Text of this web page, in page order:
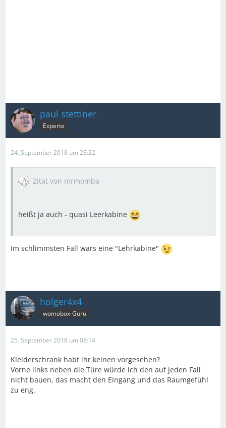
paul stettiner
Experte
24. September 2018 um 23:22
Zitat von mrmomba
heißt ja auch - quasi Leerkabine
Im schlimmsten Fall wars eine "Lehrkabine"
holger4x4
womobox-Guru
25. September 2018 um 08:14
Kleiderschrank habt ihr keinen vorgesehen?
Vorne links neben die Türe würde ich den auf jeden Fall
nicht bauen, das macht den Eingang und das Raumgefühl
zu eng.